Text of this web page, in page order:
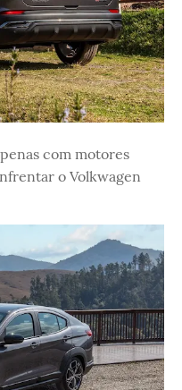
com motores
o Volkwagen